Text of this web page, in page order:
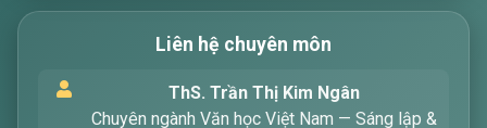
tìm kiếm các bài viết về văn học. Hãy nhập từ
khóa mà bạn quan tâm, tôi sẽ giúp bạn ngay
Liên hệ chuyên môn
ThS. Trần Thị Kim Ngân
Chuyên ngành Văn học Việt Nam — Sáng lập &